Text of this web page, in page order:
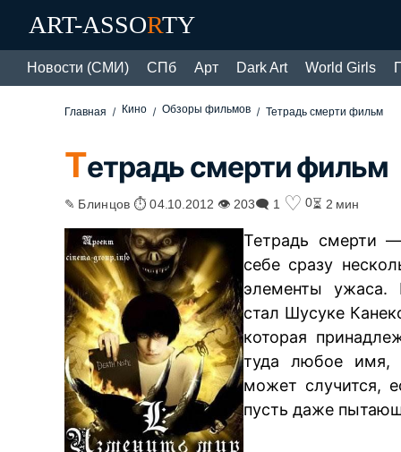
ART-ASSORTY
Новости (СМИ) СПб Арт Dark Art World Girls
Главная Кино Обзоры фильмов Тетрадь смерти фильм
Тетрадь смерти фильм
✎ Блинцов ⏱ 04.10.2012 👁 203🗨 1 ♡ 0⏳ 2 мин
Тетрадь смерти
себе сразу
элементы ужаса.
стал Шусуке
которая
туда любое имя,
может случится,
пусть даже